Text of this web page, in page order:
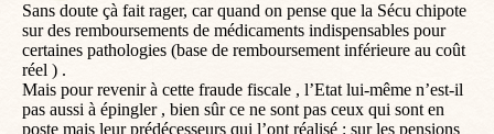
Sans doute çà fait rager, car quand on pense que la Sécu chipote
sur des remboursements de médicaments indispensables pour
certaines pathologies (base de remboursement inférieure au coût
réel ) .
Mais pour revenir à cette fraude fiscale , l’Etat lui-même n’est-il
pas aussi à épingler , bien sûr ce ne sont pas ceux qui sont en
poste mais leur prédécesseurs qui l’ont réalisé : sur les pensions